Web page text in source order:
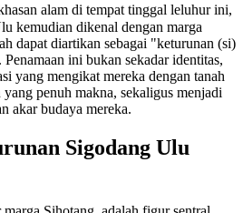
alam di tempat tinggal leluhur ini,
kemudian dikenal dengan marga
dapat diartikan sebagai "keturunan (si)
ini bukan sekadar identitas,
yang mengikat mereka dengan tanah
penuh makna, sekaligus menjadi
akar budaya mereka.
Sigodang Ulu